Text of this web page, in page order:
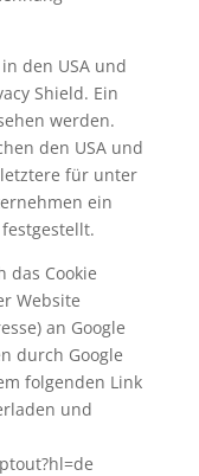
den USA und
Shield. Ein
werden.
den USA und
für unter
ein
das Cookie
Website
an Google
durch Google
folgenden Link
und